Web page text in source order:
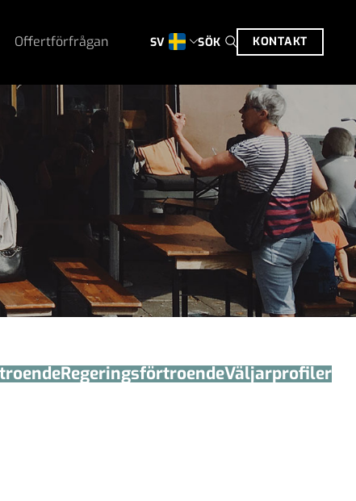
Offertförfrågan SV SÖK KONTAKT
Regerings­förtroendeVäljarprofiler